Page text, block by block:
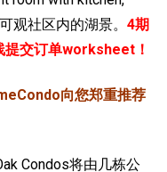
观社区内的湖景。 4期
提交订单worksheet！
向您郑重推荐
Condos将由几栋公